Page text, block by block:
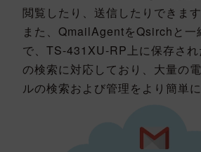
閲覧したり、送信したりできます
また、QmailAgentをQsirchと一
で、TS-431XU-RP上に保存さ
の検索に対応しており、大量の
ルの検索および管理をより簡単に